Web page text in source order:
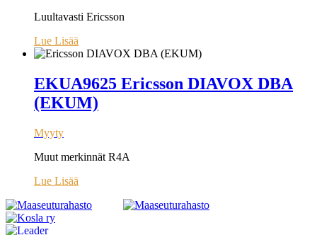
Luultavasti Ericsson
Lue Lisää
EKUA9625 Ericsson DIAVOX DBA
(EKUM)
Myyty
Muut merkinnät R4A
Lue Lisää